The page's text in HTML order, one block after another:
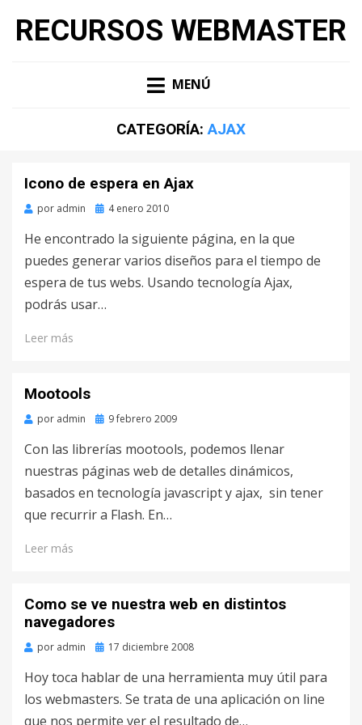
RECURSOS WEBMASTER
MENÚ
CATEGORÍA: AJAX
Icono de espera en Ajax
por admin
Publicado
4 enero 2010
He encontrado la siguiente página, en la que
puedes generar varios diseños para el tiempo de
espera de tus webs. Usando tecnología Ajax,
podrás usar…
Leer más
Mootools
por admin
Publicado
9 febrero 2009
Con las librerías mootools, podemos llenar
nuestras páginas web de detalles dinámicos,
basados en tecnología javascript y ajax, sin tener
que recurrir a Flash. En…
Leer más
Como se ve nuestra web en distintos
navegadores
por admin
Publicado
17 diciembre 2008
Hoy toca hablar de una herramienta muy útil para
los webmasters. Se trata de una aplicación on line
que nos permite ver el resultado de…